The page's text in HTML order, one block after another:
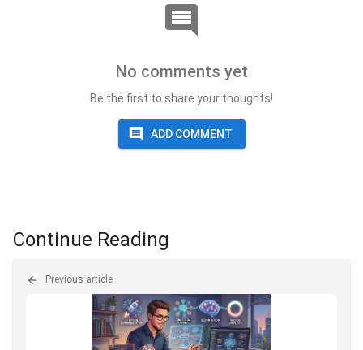
No comments yet
Be the first to share your thoughts!
ADD COMMENT
Continue Reading
Previous article